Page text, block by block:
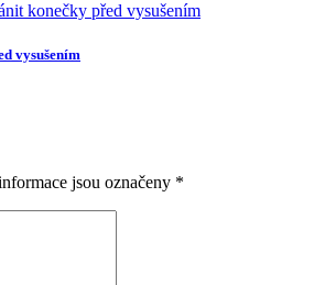
vysušením
jsou označeny *